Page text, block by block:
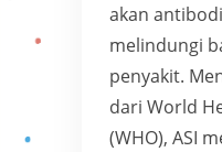
akan
melindungi
penyakit.
dari World
(WHO), ASI